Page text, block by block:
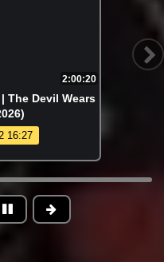
2:00:20
The Devil Wears
16:27